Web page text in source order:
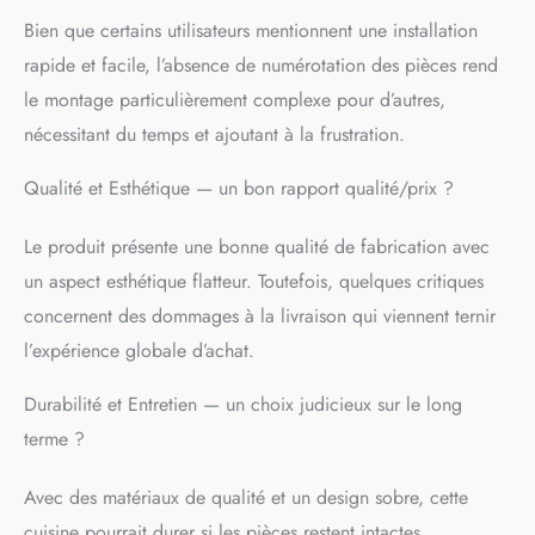
de particules de 16 mm
facile à entretenir, avec un
revêtement en résine de
mélamine. Les poignées et
les pieds sont en
bloc de cuisine sans plan
de travail, matériel de
montage (sauf indication
contraire, les appareils
électriques et les
décorations ne sont pas
compris dans la livraison)
Bien que certains utilisateurs mentionnent une installation
rapide et facile, l’absence de numérotation des pièces rend
le montage particulièrement complexe pour d’autres,
nécessitant du temps et ajoutant à la frustration.
Qualité et Esthétique — un bon rapport qualité/prix ?
Le produit présente une bonne qualité de fabrication avec
un aspect esthétique flatteur. Toutefois, quelques critiques
concernent des dommages à la livraison qui viennent ternir
l’expérience globale d’achat.
Durabilité et Entretien — un choix judicieux sur le long
terme ?
Avec des matériaux de qualité et un design sobre, cette